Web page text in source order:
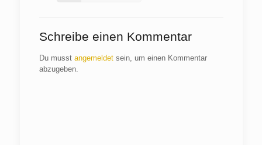
Schreibe einen Kommentar
Du musst angemeldetsein, um einen Kommentar
abzugeben.